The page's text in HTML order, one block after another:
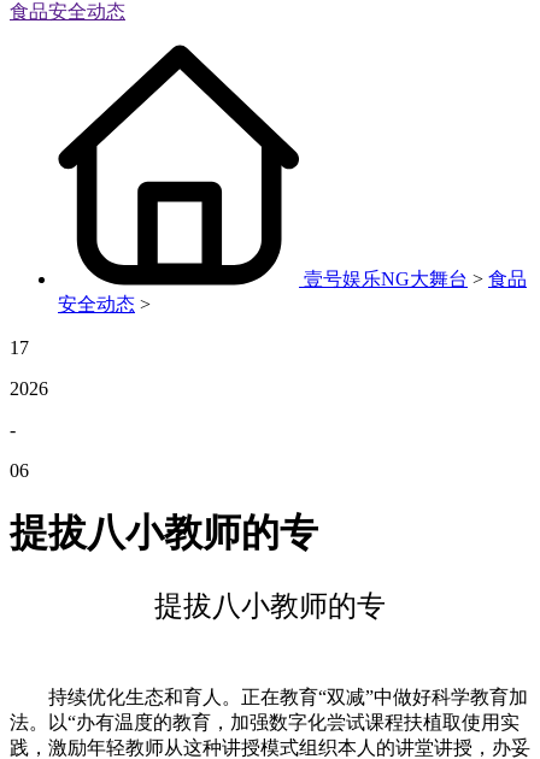
食品安全动态
壹号娱乐NG大舞台 > 食品
安全动态 >
17
2026
-
06
提拔八小教师的专
提拔八小教师的专
持续优化生态和育人。正在教育“双减”中做好科学教育加
法。以“办有温度的教育，加强数字化尝试课程扶植取使用实
践，激励年轻教师从这种讲授模式组织本人的讲堂讲授，办妥